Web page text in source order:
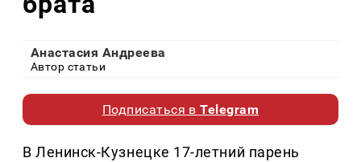
Анастасия Андреева
Автор статьи
Подписаться вTelegram
В Ленинск-Кузнецке 17-летний парень